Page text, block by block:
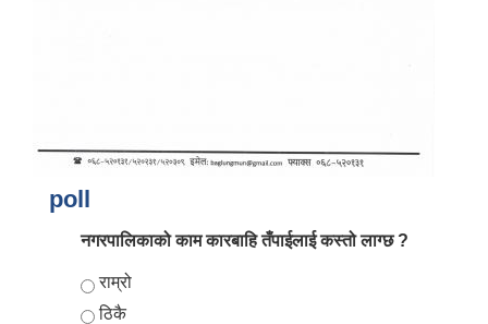
poll
नगरपालिकाको काम कारबाहि तँपाईलाई कस्तो लाग्छ ?
Choices
राम्रो
ठिकै